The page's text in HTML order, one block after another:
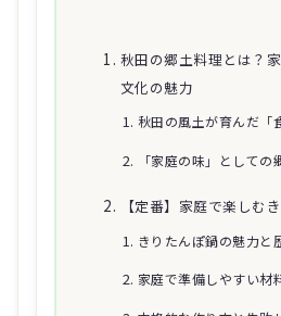
秋田の郷土料理とは？
文化の魅力
秋田の風土が育んだ「
「家庭の味」として
【定番】家庭で楽しむ
きりたんぽ鍋の魅力と
家庭で準備しやすい材